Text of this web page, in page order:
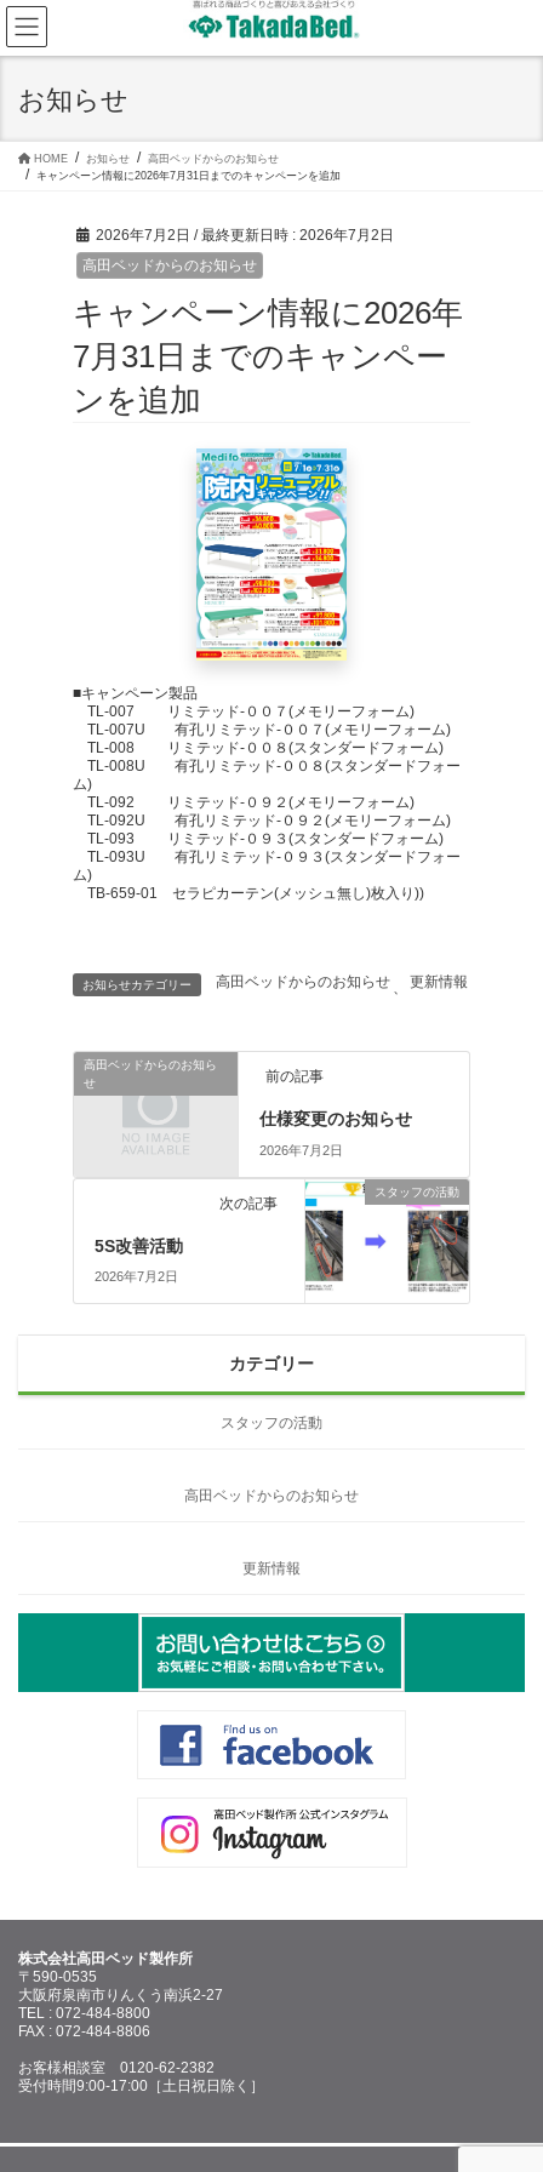
コ
テ
ン
ナ
ゲ
ー
お知らせ
HOME お知らせ
高田ベッドからのお知らせ
キャンペーン情報に2026年7月31日までのキャンペーンを追加
2026年7月2日 / 最終更新日時 : 2026年7月2日
高田ベッドからのお知らせ
キャンペーン情報に2026年
7月31日までのキャンペー
ンを追加
■キャンペーン製品
TL-007 リミテッド-００７(メモリーフォーム)
TL-007U 有孔リミテッド-００７(メモリーフォーム)
TL-008 リミテッド-００８(スタンダードフォーム)
TL-008U 有孔リミテッド-００８(スタンダードフォー
ム)
TL-092 リミテッド-０９２(メモリーフォーム)
TL-092U 有孔リミテッド-０９２(メモリーフォーム)
TL-093 リミテッド-０９３(スタンダードフォーム)
TL-093U 有孔リミテッド-０９３(スタンダードフォー
ム)
TB-659-01 セラピカーテン(メッシュ無し)枚入り))
お知らせカテゴリー 高田ベッドからのお知らせ 、 更新情報
高田ベッドからのお知ら
せ
前の記事
仕様変更のお知らせ
2026年7月2日
スタッフの活動
次の記事
5S改善活動
2026年7月2日
カテゴリー
スタッフの活動
高田ベッドからのお知らせ
更新情報
株式会社高田ベッド製作所
〒590-0535
大阪府泉南市りんくう南浜2-27
TEL : 072-484-8800
FAX : 072-484-8806
お客様相談室 0120-62-2382
受付時間9:00-17:00［土日祝日除く］